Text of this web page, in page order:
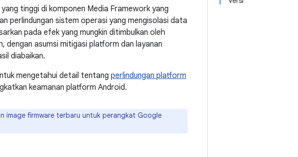
tinggi di komponen Media Framework yang
perlindungan sistem operasi yang mengisolasi data
pada efek yang mungkin ditimbulkan oleh
asumsi mitigasi platform dan layanan
diabaikan.
mengetahui detail tentang perlindungan platform
keamanan platform Android.
image firmware terbaru untuk perangkat Google